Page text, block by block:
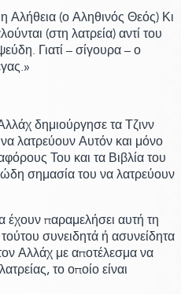
Αλήθεια(ο Αληθινός Θεός)Κι
(στη λατρεία)αντί του
Γιατί – σίγουρα – ο
δημιούργησε τα Τζινν
λατρεύουν Αυτόν και μόνο
Του και τα Βιβλία του
σημασία του να λατρεύουν
παραμελήσει αυτή τη
συνειδητά ή ασυνείδητα
Αλλάχ με αποτέλεσμα να
το οποίο είναι